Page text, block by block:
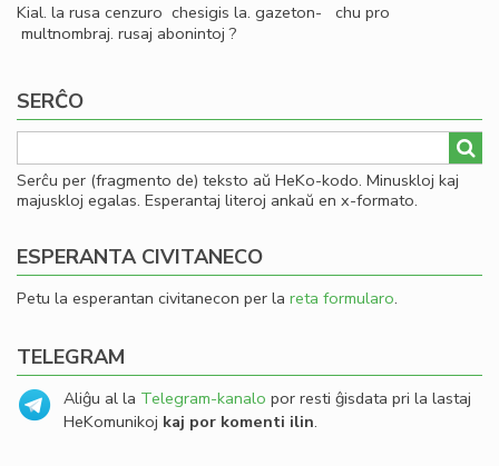
Kial. la rusa cenzuro chesigis la. gazeton- chu pro
multnombraj. rusaj abonintoj ?
SERĈO
Serĉu per (fragmento de) teksto aŭ HeKo-kodo. Minuskloj kaj
majuskloj egalas. Esperantaj literoj ankaŭ en x-formato.
ESPERANTA CIVITANECO
Petu la esperantan civitanecon per la reta formularo.
TELEGRAM
Aliĝu al la Telegram-kanalo por resti ĝisdata pri la lastaj
HeKomunikoj kaj por komenti ilin.